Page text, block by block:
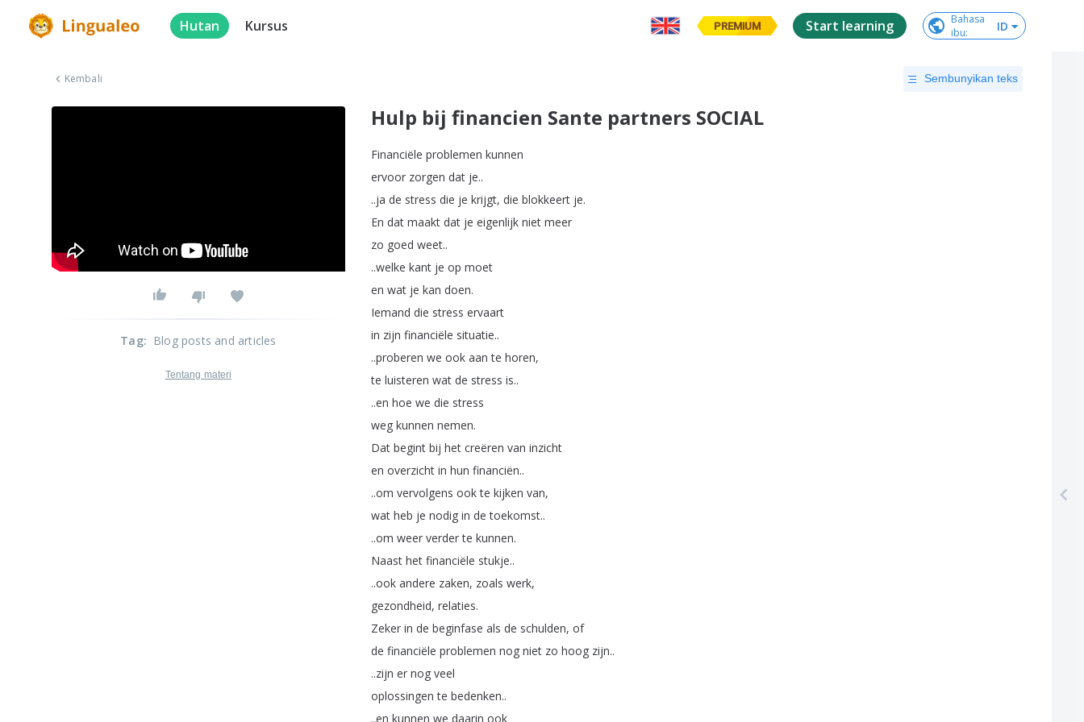
Hutan Kursus PREMIUM Start learning
Bahasa
ibu: ID
Kembali Sembunyikan teks
Hulp bij financien Sante partners SOCIAL
Financiële problemen kunnen
ervoor zorgen dat je..
..ja de stress die je krijgt, die blokkeert je.
En dat maakt dat je eigenlijk niet meer
zo goed weet..
..welke kant je op moet
en wat je kan doen.
Iemand die stress ervaart
in zijn financiële situatie..
..proberen we ook aan te horen,
te luisteren wat de stress is..
..en hoe we die stress
weg kunnen nemen.
Dat begint bij het creëren van inzicht
en overzicht in hun financiën..
..om vervolgens ook te kijken van,
wat heb je nodig in de toekomst..
..om weer verder te kunnen.
Naast het financiële stukje..
..ook andere zaken, zoals werk,
gezondheid, relaties.
Zeker in de beginfase als de schulden, of
de financiële problemen nog niet zo hoog zijn..
..zijn er nog veel
oplossingen te bedenken..
..en kunnen we daarin ook
Tag: Blog posts and articles
Tentang materi